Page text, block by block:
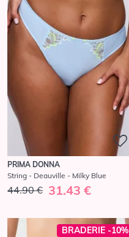
PRIMA DONNA
String - Deauville - Milky Blue
44.90 € 31.43 €
BRADERIE -10%